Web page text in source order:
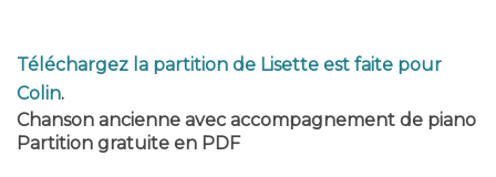
Téléchargez la partition de Lisette est faite pour
Colin.
Chanson ancienne avec accompagnement de piano
Partition gratuite en PDF